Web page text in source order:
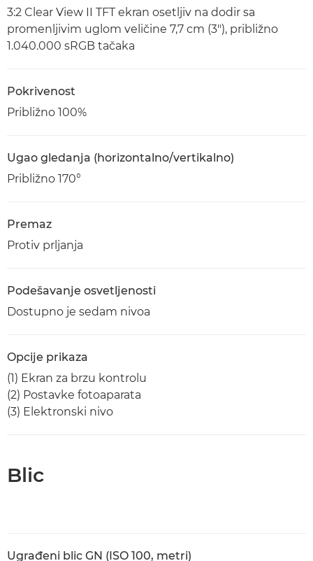
3:2 Clear View II TFT ekran osetljiv na dodir sa
promenljivim uglom veličine 7,7 cm (3"), približno
1.040.000 sRGB tačaka
Pokrivenost
Približno 100%
Ugao gledanja (horizontalno/vertikalno)
Približno 170°
Premaz
Protiv prljanja
Podešavanje osvetljenosti
Dostupno je sedam nivoa
Opcije prikaza
(1) Ekran za brzu kontrolu
(2) Postavke fotoaparata
(3) Elektronski nivo
Blic
Ugrađeni blic GN (ISO 100, metri)